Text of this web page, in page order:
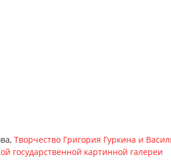
Творчество Григория Гуркина и
государственной картинной галереи